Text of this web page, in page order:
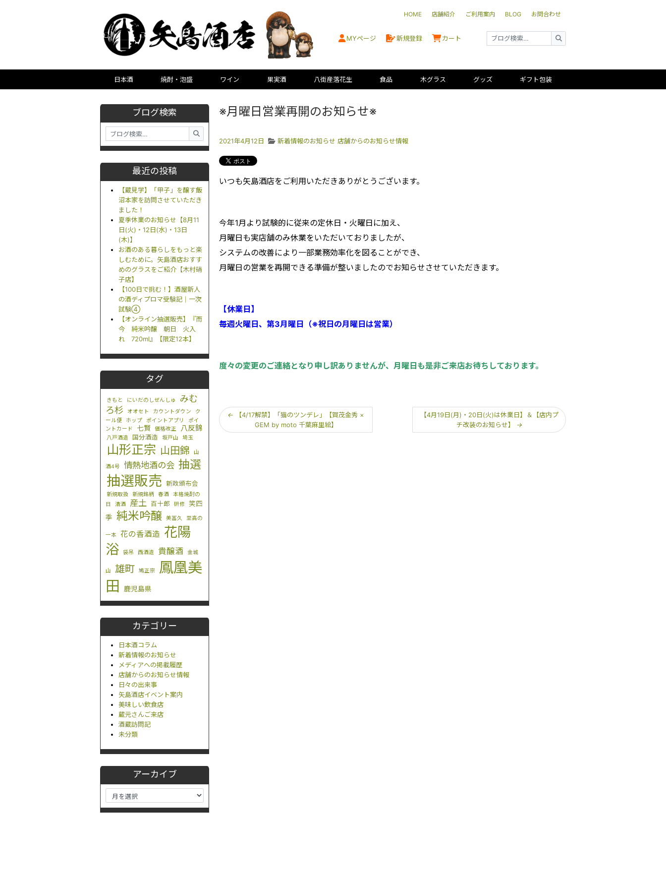
HOME 店舗紹介 ご利用案内 BLOG お問合わせ
MYページ 新規登録 カート
日本酒 焼酎・泡盛 ワイン 果実酒 八街産落花生 食品 木グラス グッズ ギフト包装
ブログ検索
最近の投稿
【蔵見学】「甲子」を醸す飯
沼本家を訪問させていただき
ました！
夏季休業のお知らせ【8月11
日(火)・12日(水)・13日
(木)】
お酒のある暮らしをもっと楽
しむために。矢島酒店おすす
めのグラスをご紹介【木村硝
子店】
【100日で挑む！】酒屋新人
の酒ディプロマ受験記｜一次
試験④
【オンライン抽選販売】『而
今 純米吟醸 朝日 火入
れ 720ml』【限定12本】
タグ
きもと にいだのしぜんしゅ
みむ
ろ杉
オオセト カウントダウン
ク
ール便
ホップ ポイントアプリ
ポイ
ントカード
七賢 価格改正 八反錦
八戸酒造 国分酒造 坂戸山 埼玉
山形正宗 山田錦 山
酒4号 情熱地酒の会 抽選
抽選販売 新政頒布会
新規取扱 新規銘柄 春酒
本格焼酎の
日
清酒 産土 百十郎 研修
笑四
季 純米吟醸 美冨久 至高の
一本 花の香酒造 花陽
浴
袋吊 西酒造 貴醸酒 金城
山 雄町 鳩正宗
鳳凰美
田
鹿児島県
カテゴリー
日本酒コラム
新着情報のお知らせ
メディアへの掲載履歴
店舗からのお知らせ情報
日々の出来事
矢島酒店イベント案内
美味しい飲食店
蔵元さんご来店
酒蔵訪問記
未分類
アーカイブ
※月曜日営業再開のお知らせ※
2021年4月12日 新着情報のお知らせ 店舗からのお知らせ情報
いつも矢島酒店をご利用いただきありがとうございます。
今年1月より試験的に従来の定休日・火曜日に加え、
月曜日も実店舗のみ休業をいただいておりましたが、
システムの改善により一部業務効率化を図ることができ、
月曜日の営業を再開できる準備が整いましたのでお知らせさせていただきます。
【休業日】
毎週火曜日、第3月曜日（※祝日の月曜日は営業）
度々の変更のご連絡となり申し訳ありませんが、月曜日も是非ご来店お待ちしております。
← 【4/17解禁】「猫のツンデレ」【賀茂金秀 ×
GEM by moto 千葉麻里絵】
【4月19日(月)・20日(火)は休業日】＆【店内プ
チ改装のお知らせ】 →